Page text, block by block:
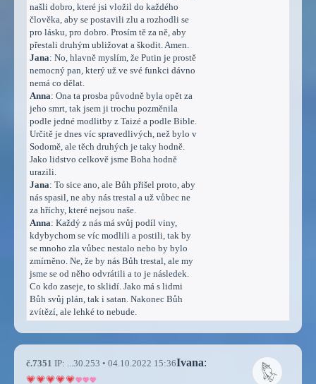
našli dobro, které jsi vložil do každého
člověka, aby se postavili zlu a rozhodli se
pro lásku, pro dobro. Prosím tě za ně, aby
přestali druhým ubližovat a škodit. Amen.
Jana: No, hlavně myslím, že Putin je prostě
nemocný pan, který už ve své funkci dávno
nemá co dělat.
Anna: Ona ta prosba původně byla opět za
jeho smrt, tak jsem ji trochu pozměnila
podle jedné modlitby z Taizé a podle Bible.
Určitě je dnes víc spravedlivých, než bylo v
Sodomě, ale těch druhých je taky hodně.
Jako lidstvo celkově jsme Boha hodně
urazili.
Jana: To sice ano, ale Bůh přišel proto, aby
nás spasil, ne aby nás trestal a už vůbec ne
za hříchy, které nejsou naše.
Anna: Každý z nás má svůj podíl viny,
kdybychom se víc modlili a postili, tak by
se mnoho zla vůbec nestalo nebo by bylo
zmírněno. Ne, že by nás Bůh trestal, ale my
jsme se od něho odvrátili a to je následek.
Co kdo zaseje, to sklidí. Jako má s lidmi
Bůh svůj plán, tak i satan. Nakonec Bůh
zvítězí, ale lehké to nebude.
č.7351 IP: ...30.253 • 04.10.2022 15:36Ivana: